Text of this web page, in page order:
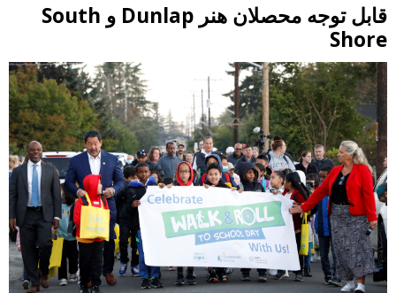
قابل توجه محصلان هنر Dunlap و South
Shore